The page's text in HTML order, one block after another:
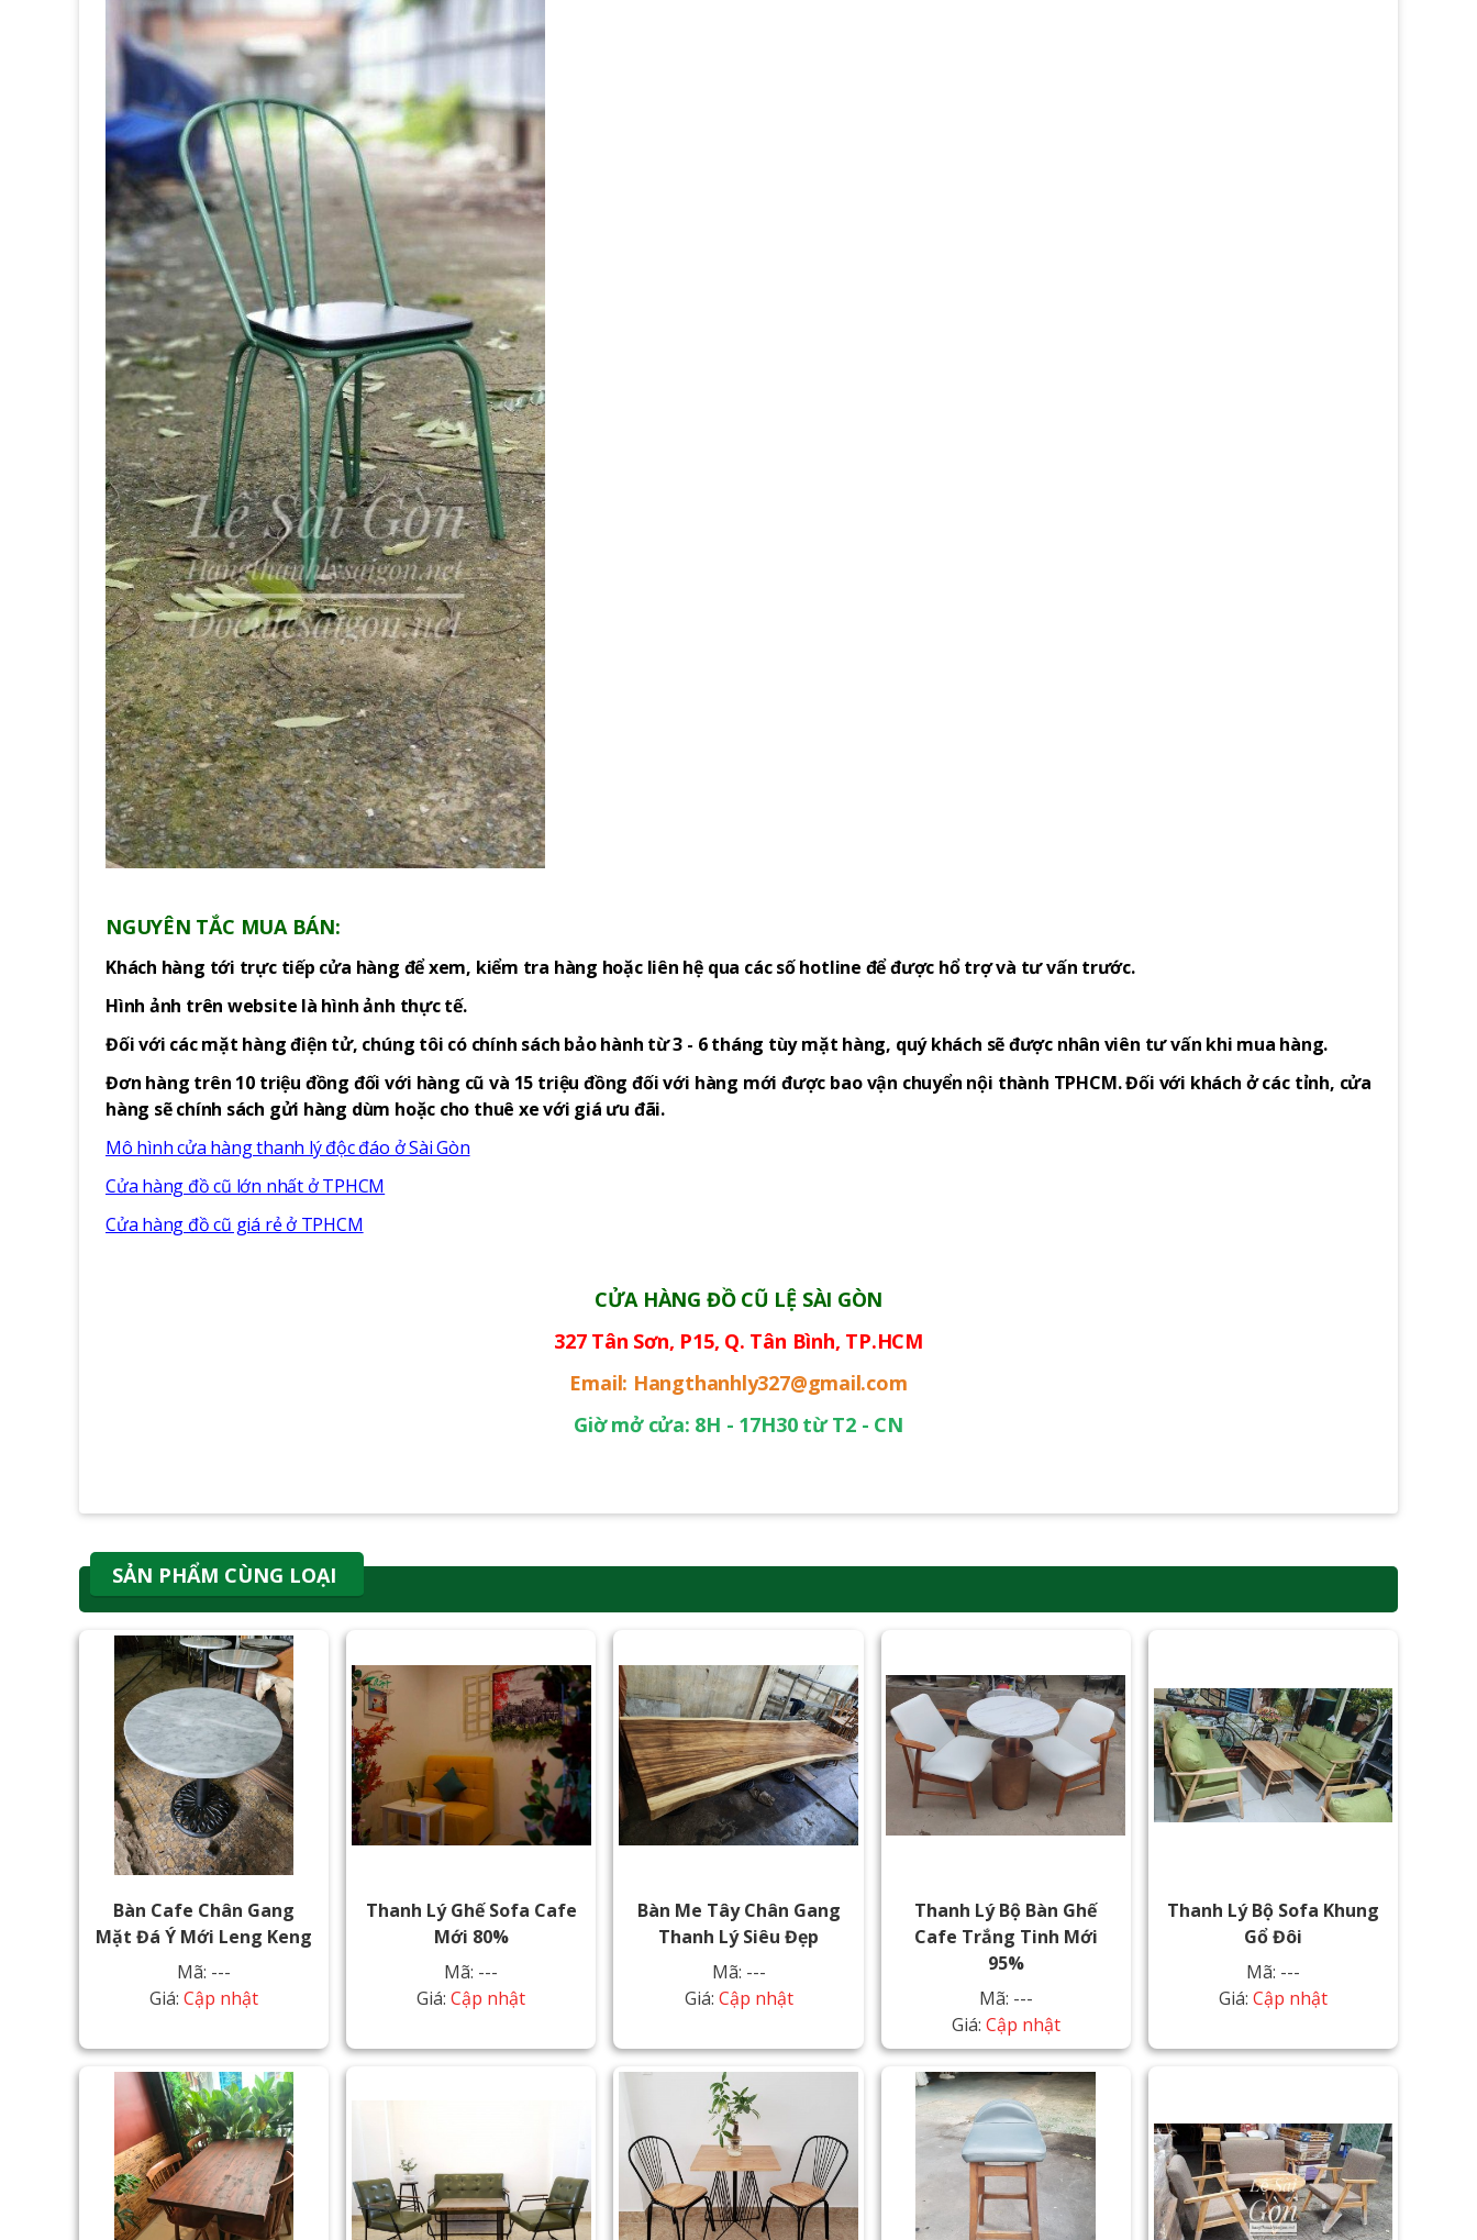
NGUYÊN TẮC MUA BÁN:
Khách hàng tới trực tiếp cửa hàng để xem, kiểm tra hàng hoặc liên hệ qua các số hotline để được hổ trợ và tư vấn trước.
Hình ảnh trên website là hình ảnh thực tế.
Đối với các mặt hàng điện tử, chúng tôi có chính sách bảo hành từ 3 - 6 tháng tùy mặt hàng, quý khách sẽ được nhân viên tư vấn khi mua hàng.
Đơn hàng trên 10 triệu đồng đối với hàng cũ và 15 triệu đồng đối với hàng mới được bao vận chuyển nội thành TPHCM. Đối với khách ở các tỉnh, cửa
hàng sẽ chính sách gửi hàng dùm hoặc cho thuê xe với giá ưu đãi.
Mô hình cửa hàng thanh lý độc đáo ở Sài Gòn
Cửa hàng đồ cũ lớn nhất ở TPHCM
Cửa hàng đồ cũ giá rẻ ở TPHCM
CỬA HÀNG ĐỒ CŨ LỆ SÀI GÒN
327 Tân Sơn, P15, Q. Tân Bình, TP.HCM
Email: Hangthanhly327@gmail.com
Giờ mở cửa: 8H - 17H30 từ T2 - CN
SẢN PHẨM CÙNG LOẠI
Bàn Cafe Chân Gang
Mặt Đá Ý Mới Leng Keng
Mã: ---
Giá:Cập nhật
Thanh Lý Ghế Sofa Cafe
Mới 80%
Mã: ---
Giá:Cập nhật
Bàn Me Tây Chân Gang
Thanh Lý Siêu Đẹp
Mã: ---
Giá: Cập nhật
Thanh Lý Bộ Bàn Ghế
Cafe Trắng Tinh Mới
95%
Mã: ---
Giá: Cập nhật
Thanh Lý Bộ Sofa Khung
Gổ Đôi
Mã: ---
Giá: Cập nhật